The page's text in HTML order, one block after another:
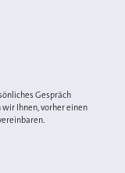
Gespräch
Ihnen, vorher einen